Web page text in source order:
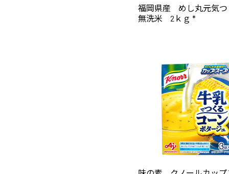
福岡県産 めし丸元気
無洗米 2ｋｇ *